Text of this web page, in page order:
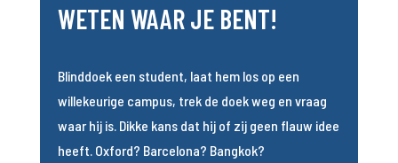
WETEN WAAR JE BENT!
Blinddoek een student, laat hem los op een
willekeurige campus, trek de doek weg en vraag
waar hij is. Dikke kans dat hij of zij geen flauw idee
heeft. Oxford? Barcelona? Bangkok?